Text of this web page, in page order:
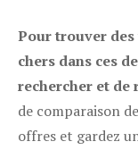
Pour trouver
chers dans ces
rechercher et de
de comparaison
offres et gardez